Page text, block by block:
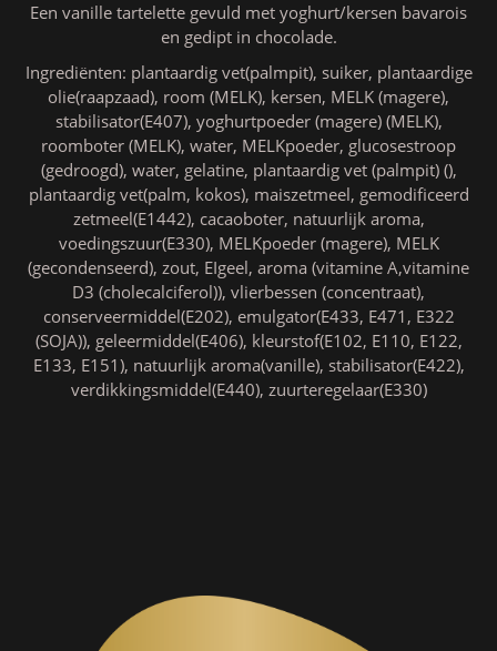
Een vanille tartelette gevuld met yoghurt/kersen bavarois
en gedipt in chocolade.
Ingrediënten: plantaardig vet(palmpit), suiker, plantaardige
olie(raapzaad), room (MELK), kersen, MELK (magere),
stabilisator(E407), yoghurtpoeder (magere) (MELK),
roomboter (MELK), water, MELKpoeder, glucosestroop
(gedroogd), water, gelatine, plantaardig vet (palmpit) (),
plantaardig vet(palm, kokos), maiszetmeel, gemodificeerd
zetmeel(E1442), cacaoboter, natuurlijk aroma,
voedingszuur(E330), MELKpoeder (magere), MELK
(gecondenseerd), zout, EIgeel, aroma (vitamine A,vitamine
D3 (cholecalciferol)), vlierbessen (concentraat),
conserveermiddel(E202), emulgator(E433, E471, E322
(SOJA)), geleermiddel(E406), kleurstof(E102, E110, E122,
E133, E151), natuurlijk aroma(vanille), stabilisator(E422),
verdikkingsmiddel(E440), zuurteregelaar(E330)